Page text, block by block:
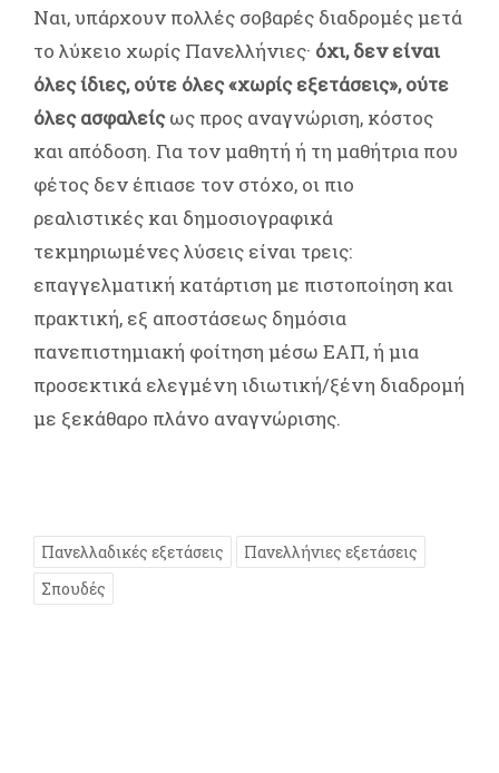
Ναι, υπάρχουν πολλές σοβαρές διαδρομές μετά
το λύκειο χωρίς Πανελλήνιες· όχι, δεν είναι
όλες ίδιες, ούτε όλες «χωρίς εξετάσεις», ούτε
όλες ασφαλείςως προς αναγνώριση, κόστος
και απόδοση. Για τον μαθητή ή τη μαθήτρια που
φέτος δεν έπιασε τον στόχο, οι πιο
ρεαλιστικές και δημοσιογραφικά
τεκμηριωμένες λύσεις είναι τρεις:
επαγγελματική κατάρτιση με πιστοποίηση και
πρακτική, εξ αποστάσεως δημόσια
πανεπιστημιακή φοίτηση μέσω ΕΑΠ, ή μια
προσεκτικά ελεγμένη ιδιωτική/ξένη διαδρομή
με ξεκάθαρο πλάνο αναγνώρισης.
Πανελλαδικές εξετάσεις
Πανελλήνιες εξετάσεις
Σπουδές